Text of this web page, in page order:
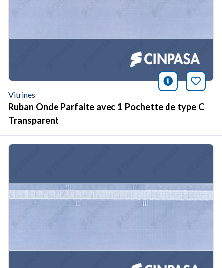
icono
Vitrines
Ruban Onde Parfaite avec 1 Pochette de type C
Transparent